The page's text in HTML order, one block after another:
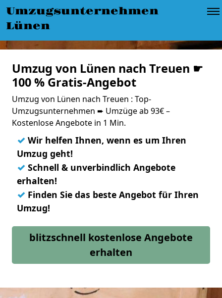
Umzugsunternehmen
Lünen
Umzug von Lünen nach Treuen ☛
100 % Gratis-Angebot
Umzug von Lünen nach Treuen : Top-
Umzugsunternehmen ➨ Umzüge ab 93€ –
Kostenlose Angebote in 1 Min.
✓ Wir helfen Ihnen, wenn es um Ihren
Umzug geht!
✓ Schnell & unverbindlich Angebote
erhalten!
✓ Finden Sie das beste Angebot für Ihren
Umzug!
blitzschnell kostenlose Angebote
erhalten